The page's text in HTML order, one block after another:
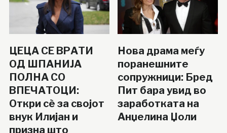
ЦЕЦА СЕ ВРАТИ
ОД ШПАНИЈА
ПОЛНА СО
ВПЕЧАТОЦИ:
Откри сè за својот
внук Илијан и
призна што
Нова драма меѓу
поранешните
сопружници: Бред
Пит бара увид во
заработката на
Анџелина Џоли